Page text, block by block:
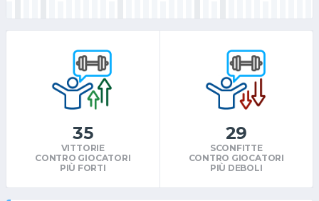
35
VITTORIE
CONTRO GIOCATORI
PIÙ FORTI
29
SCONFITTE
CONTRO GIOCATORI
PIÙ DEBOLI